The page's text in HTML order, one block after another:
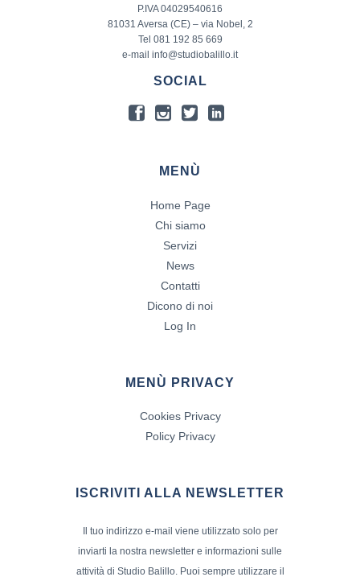
P.IVA 04029540616
81031 Aversa (CE) – via Nobel, 2
Tel 081 192 85 669
e-mail info@studiobalillo.it
SOCIAL
MENÙ
Home Page
Chi siamo
Servizi
News
Contatti
Dicono di noi
Log In
MENÙ PRIVACY
Cookies Privacy
Policy Privacy
ISCRIVITI ALLA NEWSLETTER
Il tuo indirizzo e-mail viene utilizzato solo per
inviarti la nostra newsletter e informazioni sulle
attività di Studio Balillo. Puoi sempre utilizzare il